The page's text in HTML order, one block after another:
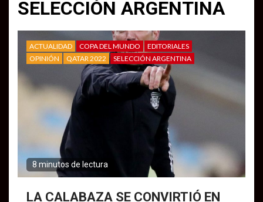
SELECCIÓN ARGENTINA
ACTUALIDAD COPA DEL MUNDO
EDITORIALES
OPINIÓN
QATAR 2022 SELECCIÓN ARGENTINA
8 minutos de lectura
LA CALABAZA SE CONVIRTIÓ EN